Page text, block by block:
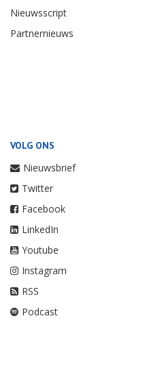
Nieuwsscript
Partnernieuws
VOLG ONS
Nieuwsbrief
Twitter
Facebook
LinkedIn
Youtube
Instagram
RSS
Podcast